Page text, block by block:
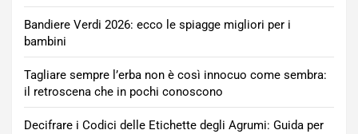
Bandiere Verdi 2026: ecco le spiagge migliori per i
bambini
Tagliare sempre l’erba non è così innocuo come sembra:
il retroscena che in pochi conoscono
Decifrare i Codici delle Etichette degli Agrumi: Guida per